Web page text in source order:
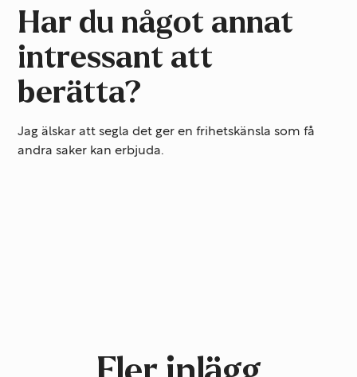
Har du något annat
intressant att
berätta?
Jag älskar att segla det ger en frihetskänsla som få
andra saker kan erbjuda.